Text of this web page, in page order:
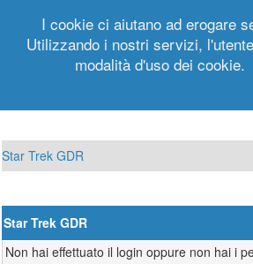
Registrati
Star Trek GDR
Star Trek GDR
Non hai effettuato il login oppure non hai i
I cookie ci aiutano ad erogare
Utilizzando i nostri servizi,
modalità d'uso dei cookie.